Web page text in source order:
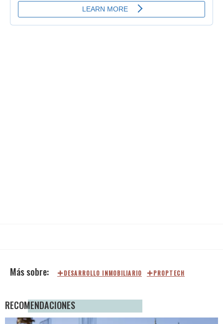
DESARROLLO INMOBILIARIO PROPTECH
RECOMENDACIONES